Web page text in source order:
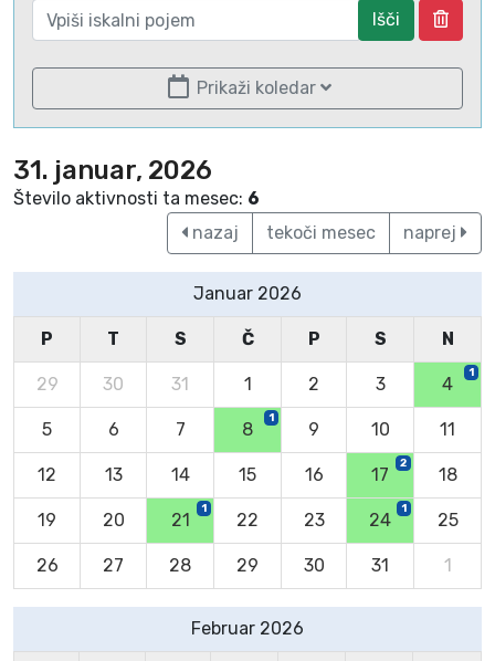
Išči
Prikaži koledar
31. januar, 2026
Število aktivnosti ta mesec: 6
nazaj
tekoči mesec naprej
Januar 2026
P T S Č P S N
29 30 31 1 2 3 4
1
5 6 7 8
1
9 10 11
12 13 14 15 16 17
2
18
19 20 21
1
22 23 24
1
25
26 27 28 29 30 31 1
Februar 2026